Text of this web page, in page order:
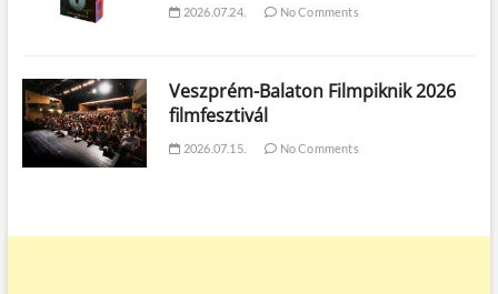
2026.07.24. No Comments
Veszprém-Balaton Filmpiknik 2026
filmfesztivál
2026.07.15. No Comments